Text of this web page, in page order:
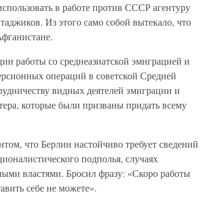
в работе против СССР агентуру
Из этого само собой вытекало, что
работы со среднеазиатской эмиграцией и
операций в советской Средней
видных деятелей эмиграции и
которые были призваны придать всему
что Берлин настойчиво требует сведений
подполья, случаях
властями. Бросил фразу: «Скоро работы
себе не можете».